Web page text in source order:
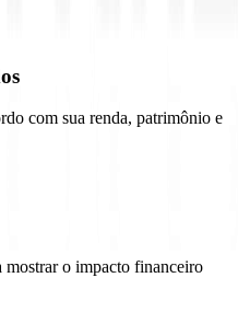
com sua renda, patrimônio e
mostrar o impacto financeiro